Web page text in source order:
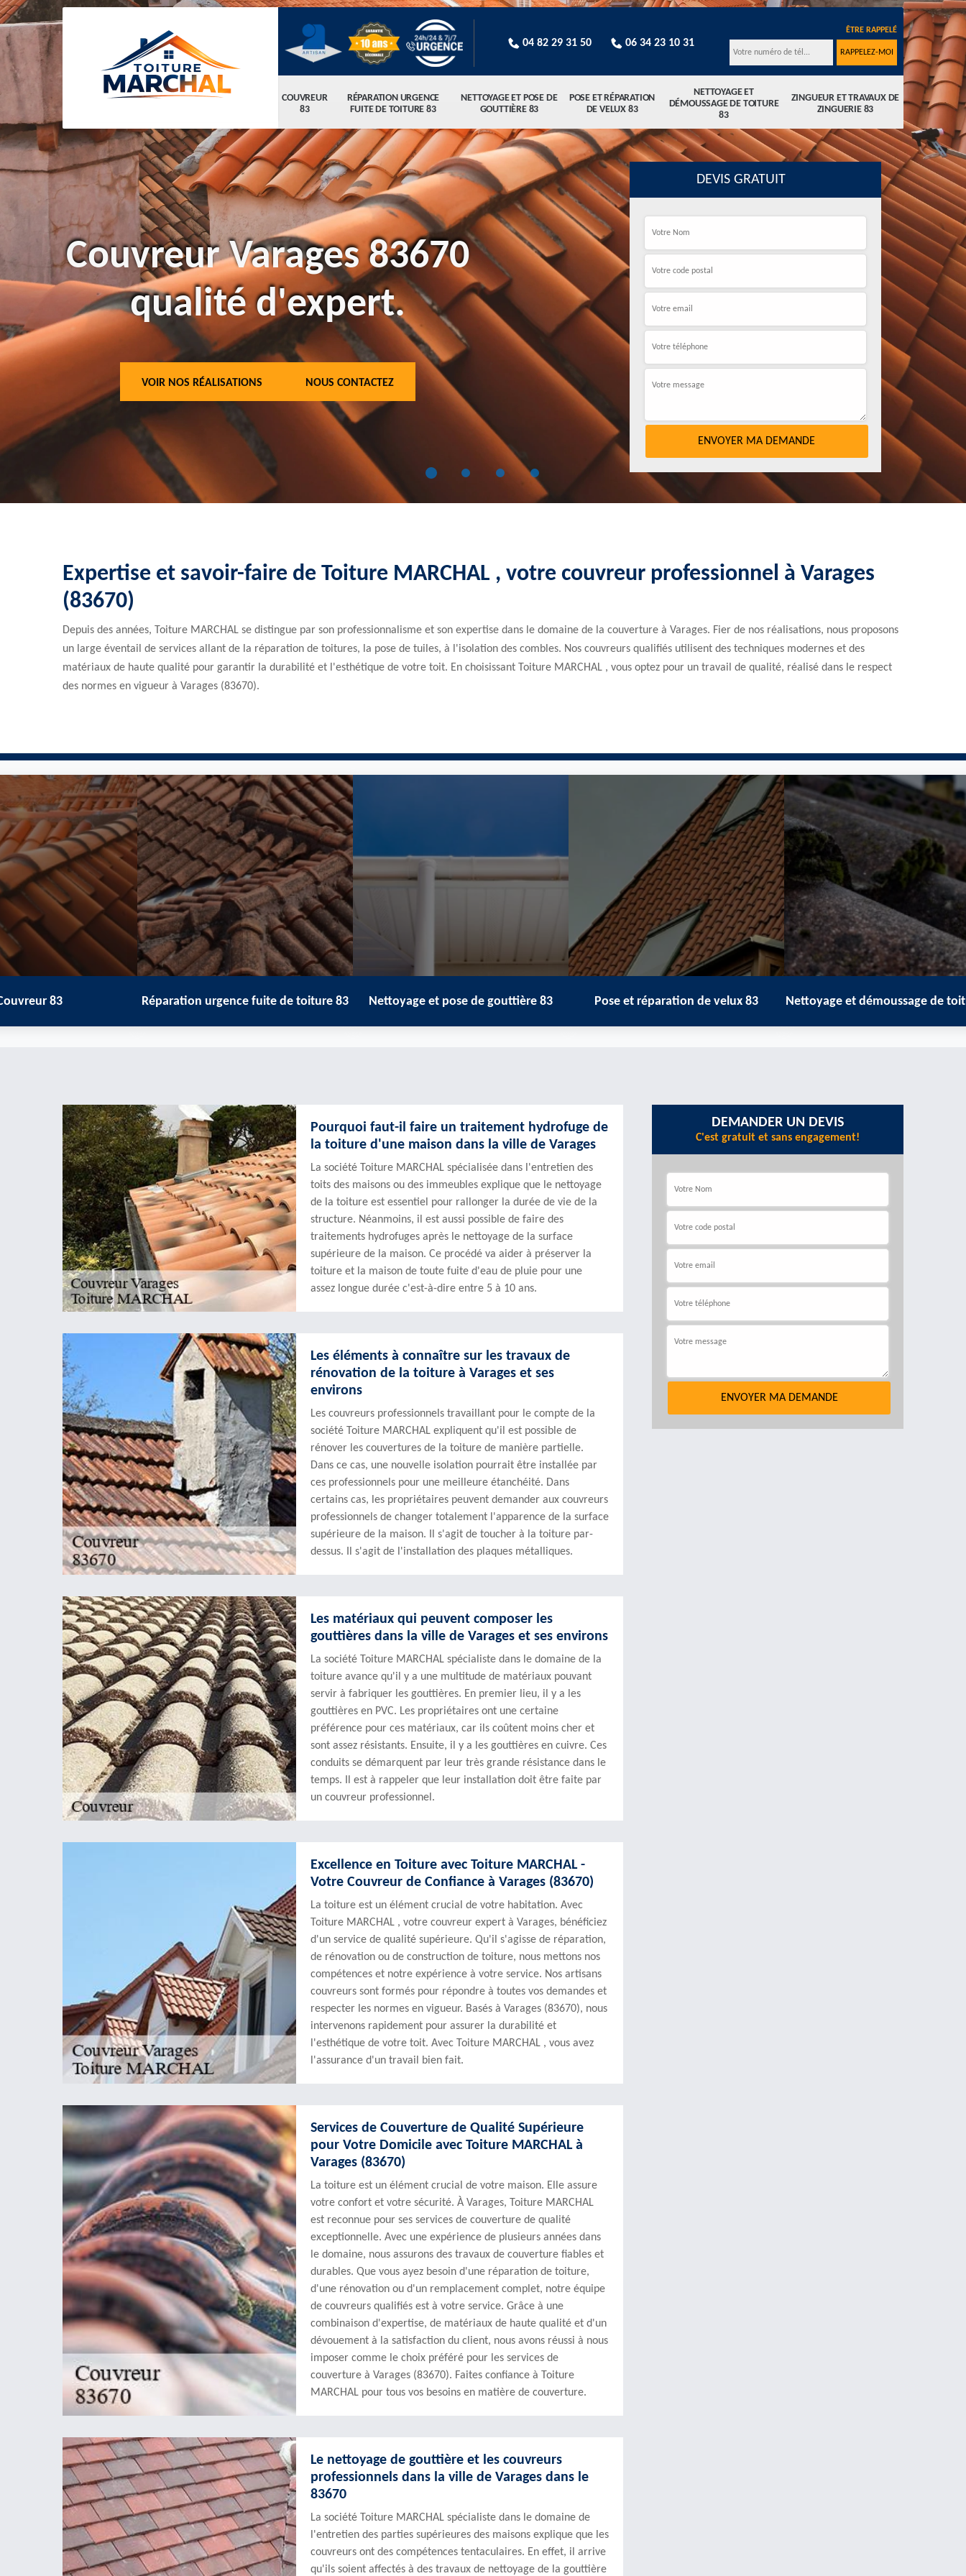
COUVREUR
83
RÉPARATION URGENCE
FUITE DE TOITURE 83
NETTOYAGE ET POSE DE
GOUTTIÈRE 83
POSE ET RÉPARATION
DE VELUX 83
NETTOYAGE ET
DÉMOUSSAGE DE TOITURE
83
ZINGUEUR ET TRAVAUX DE
ZINGUERIE 83
04 82 29 31 50 06 34 23 10 31
ÊTRE RAPPELÉ
Couvreur Varages 83670
qualité d'expert.
VOIR NOS RÉALISATIONS NOUS CONTACTEZ
DEVIS GRATUIT
Expertise et savoir-faire de Toiture MARCHAL , votre couvreur professionnel à Varages
(83670)
Depuis des années, Toiture MARCHAL se distingue par son professionnalisme et son expertise dans le domaine de la couverture à Varages. Fier de nos réalisations, nous proposons
un large éventail de services allant de la réparation de toitures, la pose de tuiles, à l'isolation des combles. Nos couvreurs qualifiés utilisent des techniques modernes et des
matériaux de haute qualité pour garantir la durabilité et l'esthétique de votre toit. En choisissant Toiture MARCHAL , vous optez pour un travail de qualité, réalisé dans le respect
des normes en vigueur à Varages (83670).
Réparation urgence fuite de toiture 83 Nettoyage et pose de gouttière 83 Pose et réparation de velux 83 Nettoyage et démoussage de toiture 83
Pourquoi faut-il faire un traitement hydrofuge de
la toiture d'une maison dans la ville de Varages
La société Toiture MARCHAL spécialisée dans l'entretien des
toits des maisons ou des immeubles explique que le nettoyage
de la toiture est essentiel pour rallonger la durée de vie de la
structure. Néanmoins, il est aussi possible de faire des
traitements hydrofuges après le nettoyage de la surface
supérieure de la maison. Ce procédé va aider à préserver la
toiture et la maison de toute fuite d'eau de pluie pour une
assez longue durée c'est-à-dire entre 5 à 10 ans.
Les éléments à connaître sur les travaux de
rénovation de la toiture à Varages et ses
environs
Les couvreurs professionnels travaillant pour le compte de la
société Toiture MARCHAL expliquent qu'il est possible de
rénover les couvertures de la toiture de manière partielle.
Dans ce cas, une nouvelle isolation pourrait être installée par
ces professionnels pour une meilleure étanchéité. Dans
certains cas, les propriétaires peuvent demander aux couvreurs
professionnels de changer totalement l'apparence de la surface
supérieure de la maison. Il s'agit de toucher à la toiture par-
dessus. Il s'agit de l'installation des plaques métalliques.
Les matériaux qui peuvent composer les
gouttières dans la ville de Varages et ses environs
La société Toiture MARCHAL spécialiste dans le domaine de la
toiture avance qu'il y a une multitude de matériaux pouvant
servir à fabriquer les gouttières. En premier lieu, il y a les
gouttières en PVC. Les propriétaires ont une certaine
préférence pour ces matériaux, car ils coûtent moins cher et
sont assez résistants. Ensuite, il y a les gouttières en cuivre. Ces
conduits se démarquent par leur très grande résistance dans le
temps. Il est à rappeler que leur installation doit être faite par
un couvreur professionnel.
Excellence en Toiture avec Toiture MARCHAL -
Votre Couvreur de Confiance à Varages (83670)
La toiture est un élément crucial de votre habitation. Avec
Toiture MARCHAL , votre couvreur expert à Varages, bénéficiez
d'un service de qualité supérieure. Qu'il s'agisse de réparation,
de rénovation ou de construction de toiture, nous mettons nos
compétences et notre expérience à votre service. Nos artisans
couvreurs sont formés pour répondre à toutes vos demandes et
respecter les normes en vigueur. Basés à Varages (83670), nous
intervenons rapidement pour assurer la durabilité et
l'esthétique de votre toit. Avec Toiture MARCHAL , vous avez
l'assurance d'un travail bien fait.
Services de Couverture de Qualité Supérieure
pour Votre Domicile avec Toiture MARCHAL à
Varages (83670)
La toiture est un élément crucial de votre maison. Elle assure
votre confort et votre sécurité. À Varages, Toiture MARCHAL
est reconnue pour ses services de couverture de qualité
exceptionnelle. Avec une expérience de plusieurs années dans
le domaine, nous assurons des travaux de couverture fiables et
durables. Que vous ayez besoin d'une réparation de toiture,
d'une rénovation ou d'un remplacement complet, notre équipe
de couvreurs qualifiés est à votre service. Grâce à une
combinaison d'expertise, de matériaux de haute qualité et d'un
dévouement à la satisfaction du client, nous avons réussi à nous
imposer comme le choix préféré pour les services de
couverture à Varages (83670). Faites confiance à Toiture
MARCHAL pour tous vos besoins en matière de couverture.
Le nettoyage de gouttière et les couvreurs
professionnels dans la ville de Varages dans le
83670
La société Toiture MARCHAL spécialiste dans le domaine de
l'entretien des parties supérieures des maisons explique que les
couvreurs ont des compétences tentaculaires. En effet, il arrive
qu'ils soient affectés à des travaux de nettoyage de la gouttière
DEMANDER UN DEVIS
C'est gratuit et sans engagement!